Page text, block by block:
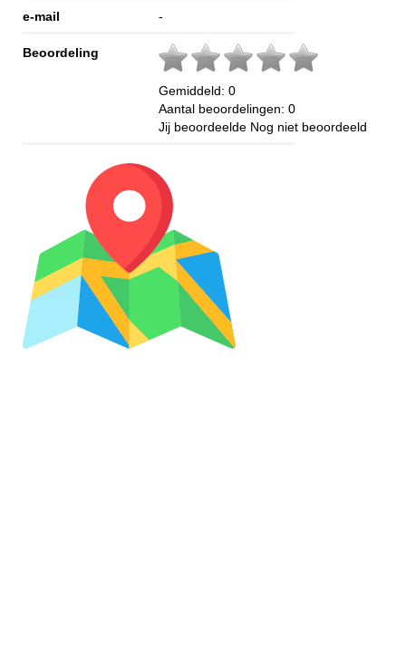
e-mail -
Beoordeling
Gemiddeld: 0
Aantal beoordelingen: 0
Jij beoordeelde Nog niet beoordeeld